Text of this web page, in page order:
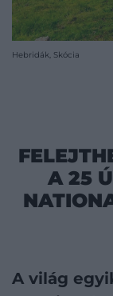
Hebridák, Skócia
A 25
A világ